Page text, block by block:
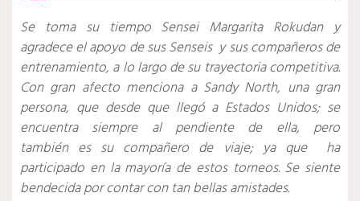
Se toma su tiempo Sensei Margarita Rokudan y
agradece el apoyo de sus Senseis y sus compañeros de
entrenamiento, a lo largo de su trayectoria competitiva.
Con gran afecto menciona a Sandy North, una gran
persona, que desde que llegó a Estados Unidos; se
encuentra siempre al pendiente de ella, pero
también es su compañero de viaje; ya que ha
participado en la mayoría de estos torneos. Se siente
bendecida por contar con tan bellas amistades.